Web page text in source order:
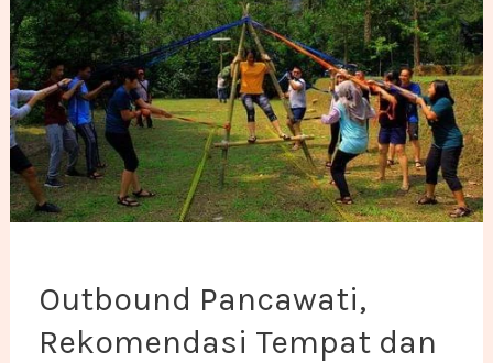
Outbound Pancawati,
Rekomendasi Tempat dan